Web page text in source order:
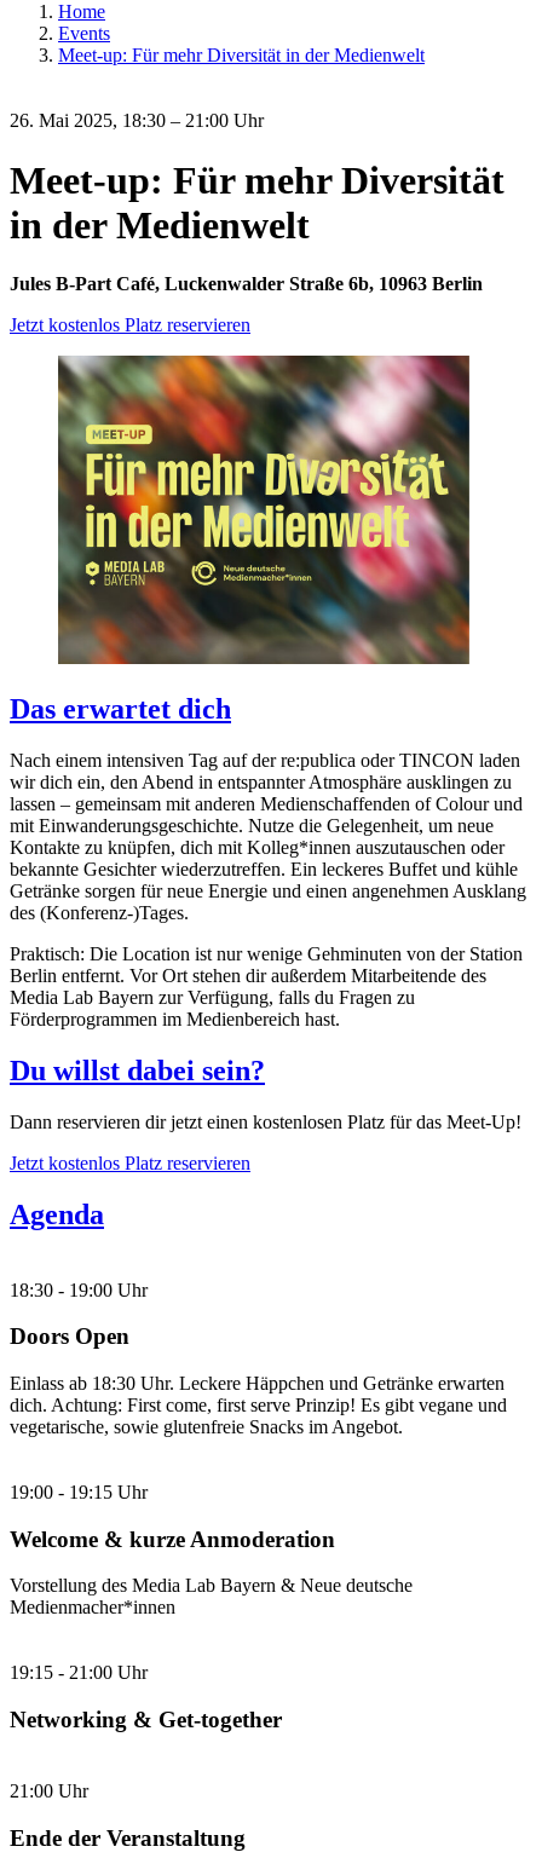
Home
Events
Meet-up: Für mehr Diversität in der Medienwelt
26. Mai 2025, 18:30 – 21:00 Uhr
Meet-up: Für mehr Diversität
in der Medienwelt
Jules B-Part Café, Luckenwalder Straße 6b, 10963 Berlin
Jetzt kostenlos Platz reservieren
Das erwartet dich
Nach einem intensiven Tag auf der re:publica oder TINCON laden
wir dich ein, den Abend in entspannter Atmosphäre ausklingen zu
lassen – gemeinsam mit anderen Medienschaffenden of Colour und
mit Einwanderungsgeschichte. Nutze die Gelegenheit, um neue
Kontakte zu knüpfen, dich mit Kolleg*innen auszutauschen oder
bekannte Gesichter wiederzutreffen. Ein leckeres Buffet und kühle
Getränke sorgen für neue Energie und einen angenehmen Ausklang
des (Konferenz-)Tages.
Praktisch: Die Location ist nur wenige Gehminuten von der Station
Berlin entfernt. Vor Ort stehen dir außerdem Mitarbeitende des
Media Lab Bayern zur Verfügung, falls du Fragen zu
Förderprogrammen im Medienbereich hast.
Du willst dabei sein?
Dann reservieren dir jetzt einen kostenlosen Platz für das Meet-Up!
Jetzt kostenlos Platz reservieren
Agenda
18:30 - 19:00 Uhr
Doors Open
Einlass ab 18:30 Uhr. Leckere Häppchen und Getränke erwarten
dich. Achtung: First come, first serve Prinzip! Es gibt vegane und
vegetarische, sowie glutenfreie Snacks im Angebot.
19:00 - 19:15 Uhr
Welcome & kurze Anmoderation
Vorstellung des Media Lab Bayern & Neue deutsche
Medienmacher*innen
19:15 - 21:00 Uhr
Networking & Get-together
21:00 Uhr
Ende der Veranstaltung